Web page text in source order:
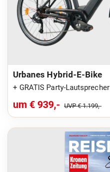
Urbanes Hybrid-E-Bike
+ GRATIS Party-Lautsprecher
um € 939,- UVP € 1.199,-